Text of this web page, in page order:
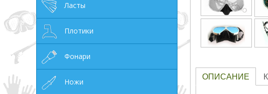
грн
ОТМЕНА
Ласты
Плотики
Фонари
Ножи ОПИСАНИЕ